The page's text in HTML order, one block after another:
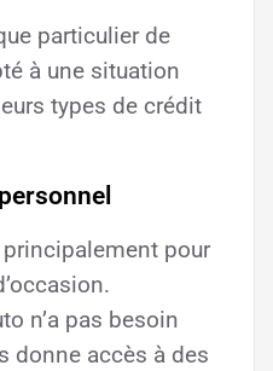
particulier de
à une situation
types de crédit
pour
n’a pas besoin
donne accès à des